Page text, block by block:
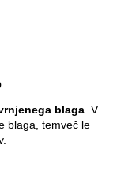
blaga . V
blaga, temveč le